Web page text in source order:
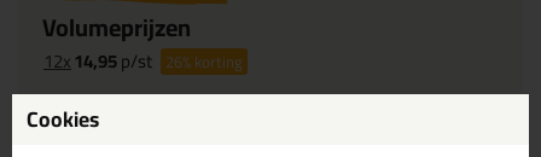
Volumeprijzen
12x14,95p/st 26%korting
Cookies